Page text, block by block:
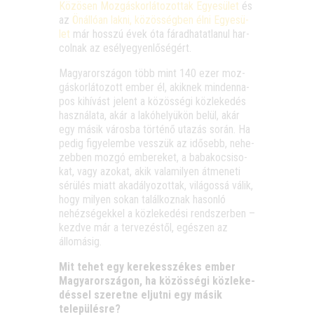
Közö­sen Moz­gás­kor­lá­to­zot­tak Egye­sü­let és
az Önál­ló­an lak­ni, közös­ség­ben élni Egye­sü­
let már hosszú évek óta fárad­ha­tat­la­nul har­
col­nak az esélyegyenlőségért.
Magyar­or­szá­gon több mint 140 ezer moz­
gás­kor­lá­to­zott ember él, akik­nek min­den­na­
pos kihí­vást jelent a közös­sé­gi köz­le­ke­dés
hasz­ná­la­ta, akár a lakó­he­lyü­kön belül, akár
egy másik város­ba tör­té­nő uta­zás során. Ha
pedig figye­lem­be vesszük az idő­sebb, nehe­
zeb­ben moz­gó embe­re­ket, a baba­ko­csi­so­
kat, vagy azo­kat, akik vala­mi­lyen átme­ne­ti
sérü­lés miatt aka­dá­lyo­zot­tak, vilá­gos­sá válik,
hogy milyen sokan talál­koz­nak hason­ló
nehéz­sé­gek­kel a köz­le­ke­dé­si rend­szer­ben –
kezd­ve már a ter­ve­zés­től, egé­szen az
állomásig.
Mit tehet egy kere­kes­szé­kes ember
Magyar­or­szá­gon, ha közös­sé­gi köz­le­ke­
dés­sel sze­ret­ne eljut­ni egy másik
településre?